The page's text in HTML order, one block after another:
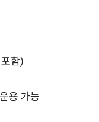
함)
용 가능